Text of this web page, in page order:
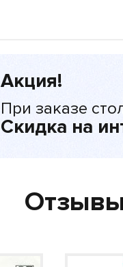
Акция!
При заказе
Скидка на